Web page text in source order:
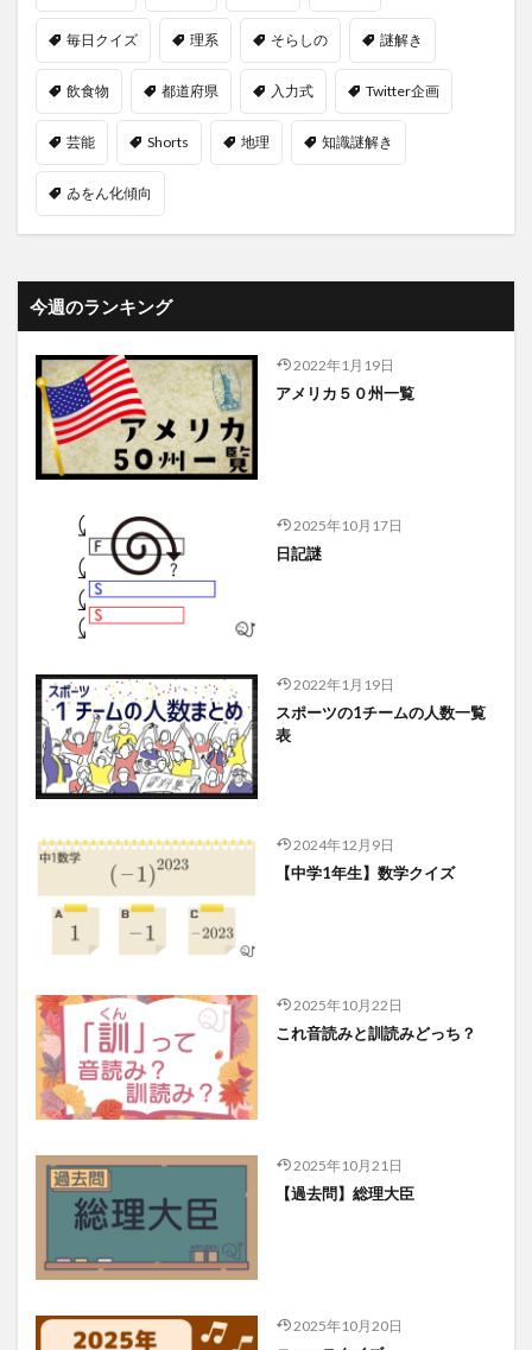
毎日クイズ 理系 そらしの 謎解き
飲食物 都道府県 入力式 Twitter企画
芸能 Shorts 地理 知識謎解き
ゐをん化傾向
今週のランキング
2022年1月19日
アメリカ５０州一覧
2025年10月17日
日記謎
2022年1月19日
スポーツの1チームの人数一覧
表
2024年12月9日
【中学1年生】数学クイズ
2025年10月22日
これ音読みと訓読みどっち？
2025年10月21日
【過去問】総理大臣
2025年10月20日